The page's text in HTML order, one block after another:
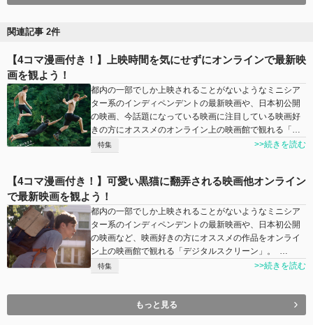
関連記事 2件
【4コマ漫画付き！】上映時間を気にせずにオンラインで最新映
画を観よう！
都内の一部でしか上映されることがないようなミニシア
ター系のインディペンデントの最新映画や、日本初公開
の映画、今話題になっている映画に注目している映画好
きの方にオススメのオンライン上の映画館で観れる「…
特集 >>続きを読む
【4コマ漫画付き！】可愛い黒猫に翻弄される映画他オンライン
で最新映画を観よう！
都内の一部でしか上映されることがないようなミニシア
ター系のインディペンデントの最新映画や、日本初公開
の映画など、映画好きの方にオススメの作品をオンライ
ン上の映画館で観れる「デジタルスクリーン」。 …
特集 >>続きを読む
もっと見る